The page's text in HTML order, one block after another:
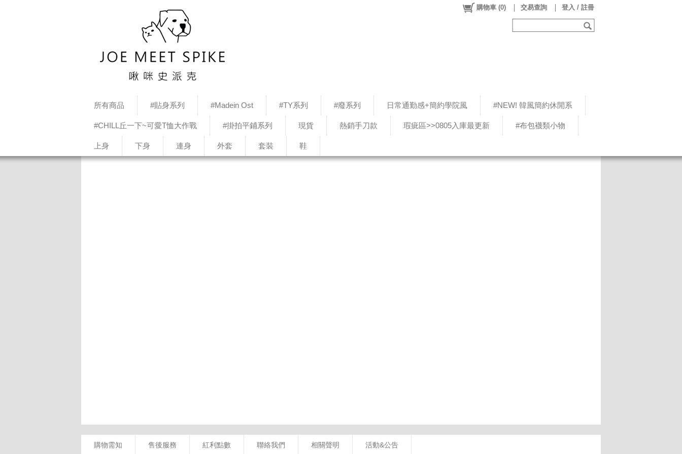
所有商品 #貼身系列 #Madein Ost #TY系列 #廢系列 日常通勤感+簡約學院風 #NEW! 韓風簡約休閒系
#CHILL丘一下~可愛T恤大作戰 #掛拍平鋪系列 現貨 熱銷手刀款 瑕疵區>>0805入庫最更新 #布包襪類小物
上身 下身 連身 外套 套裝 鞋
購物車 (0) 交易查詢 登入 / 註冊
購物需知 售後服務 紅利點數 聯絡我們 相關聲明 活動&公告